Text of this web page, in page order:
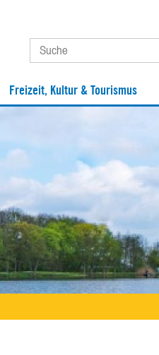
Freizeit, Kultur & Tourismus